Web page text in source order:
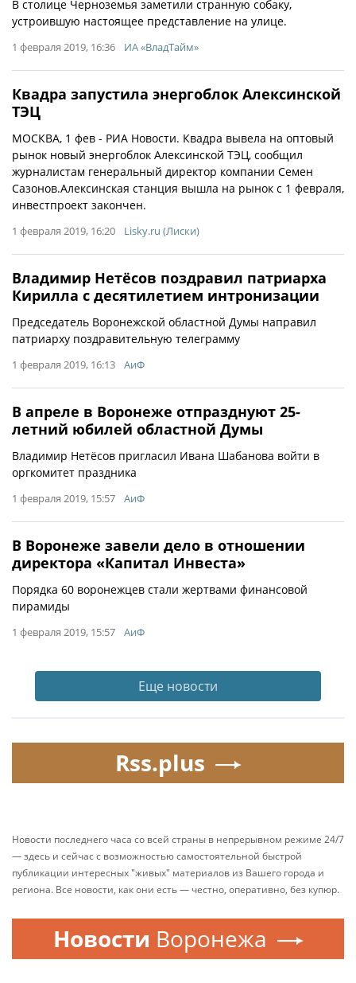
В столице Черноземья заметили странную собаку,
устроившую настоящее представление на улице.
1 февраля 2019, 16:36 ИА «ВладТайм»
Квадра запустила энергоблок Алексинской
ТЭЦ
МОСКВА, 1 фев - РИА Новости. Квадра вывела на оптовый
рынок новый энергоблок Алексинской ТЭЦ, сообщил
журналистам генеральный директор компании Семен
Сазонов.Алексинская станция вышла на рынок с 1 февраля,
инвестпроект закончен.
1 февраля 2019, 16:20 Lisky.ru (Лиски)
Владимир Нетёсов поздравил патриарха
Кирилла с десятилетием интронизации
Председатель Воронежской областной Думы направил
патриарху поздравительную телеграмму
1 февраля 2019, 16:13 АиФ
В апреле в Воронеже отпразднуют 25-
летний юбилей областной Думы
Владимир Нетёсов пригласил Ивана Шабанова войти в
оргкомитет праздника
1 февраля 2019, 15:57 АиФ
В Воронеже завели дело в отношении
директора «Капитал Инвеста»
Порядка 60 воронежцев стали жертвами финансовой
пирамиды
1 февраля 2019, 15:57 АиФ
Еще новости
Rss.plus
Новости последнего часа со всей страны в непрерывном режиме 24/7
— здесь и сейчас с возможностью самостоятельной быстрой
публикации интересных "живых" материалов из Вашего города и
региона. Все новости, как они есть — честно, оперативно, без купюр.
Новости Воронежа